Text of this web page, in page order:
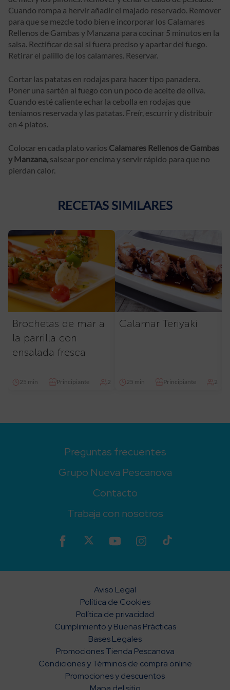
Cuando rompa a hervir añadir el majado reservado. Remover
para que se mezcle todo bien e incorporar los Calamares
Rellenos de Gambas y Manzana para cocinar 5 minutos en la
salsa. Rectificar de sal si fuera preciso y apartar del fuego.
Retirar el palillo de los calamares. Reservar.
Cortar las patatas en rodajas para hacer tipo panadera.
Poner una sartén al fuego con un poco de aceite de oliva.
Cuando esté caliente echar la cebolla en rodajas que
teníamos reservada y las patatas. Freír, escurrir y distribuir
en 4 platos.
Colocar en cada plato varios Calamares Rellenos de Gambas
y Manzana, salsear por encima y servir rápido para que no
pierdan calor.
RECETAS SIMILARES
Brochetas de mar a
la parrilla con
ensalada fresca
25 min Principiante 2
Calamar Teriyaki
25 min Principiante 2
Preguntas frecuentes
Grupo Nueva Pescanova
Contacto
Trabaja con nosotros
Aviso Legal
Política de Cookies
Política de privacidad
Cumplimiento y Buenas Prácticas
Bases Legales
Promociones Tienda Pescanova
Condiciones y Términos de compra online
Promociones y descuentos